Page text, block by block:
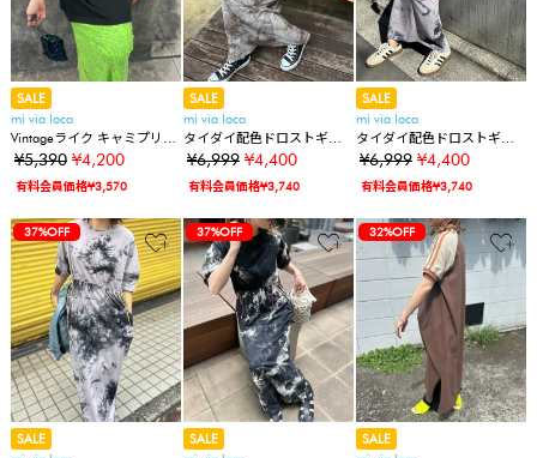
SALE
mi via loca
Vintageライク キャミプリン
トTワンピ
¥5,390 ¥4,200
有料会員価格¥3,570
SALE
mi via loca
タイダイ配色ドロストギャ
ザーロングワンピース
¥6,999 ¥4,400
有料会員価格¥3,740
SALE
mi via loca
タイダイ配色ドロストギャ
ザーロングワンピース
¥6,999 ¥4,400
有料会員価格¥3,740
37%OFF
SALE
37%OFF
SALE
32%OFF
SALE